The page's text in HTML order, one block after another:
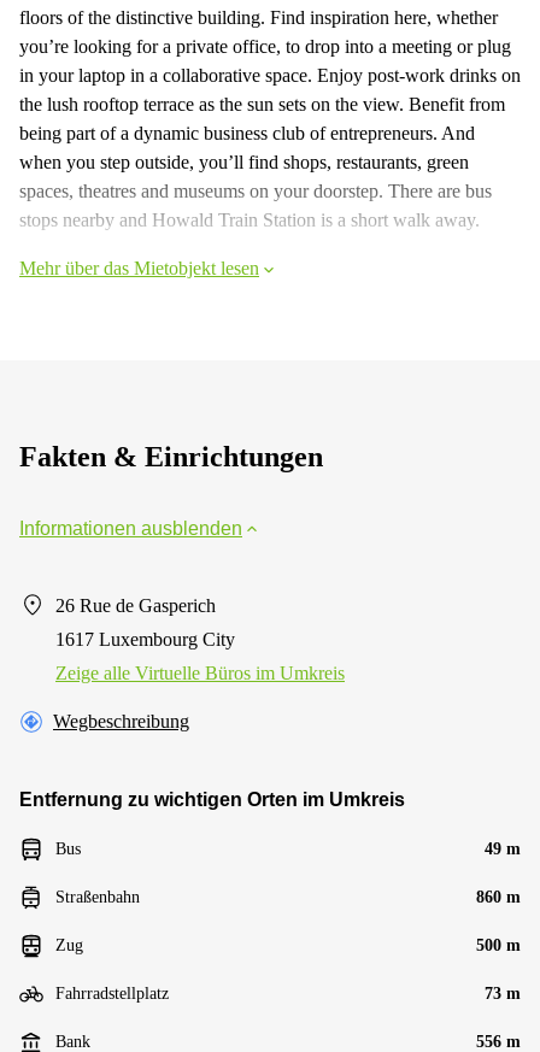
floors of the distinctive building. Find inspiration here, whether
you’re looking for a private office, to drop into a meeting or plug
in your laptop in a collaborative space. Enjoy post-work drinks on
the lush rooftop terrace as the sun sets on the view. Benefit from
being part of a dynamic business club of entrepreneurs. And
when you step outside, you’ll find shops, restaurants, green
spaces, theatres and museums on your doorstep. There are bus
stops nearby and Howald Train Station is a short walk away.
Mehr über das Mietobjekt lesen
Fakten & Einrichtungen
Informationen ausblenden
26 Rue de Gasperich
1617 Luxembourg City
Zeige alle Virtuelle Büros im Umkreis
Wegbeschreibung
Entfernung zu wichtigen Orten im Umkreis
Bus 49 m
Straßenbahn 860 m
Zug 500 m
Fahrradstellplatz 73 m
Bank 556 m